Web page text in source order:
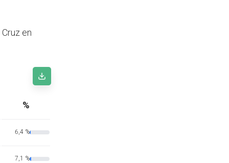
en
%
6,4 %
7,1 %